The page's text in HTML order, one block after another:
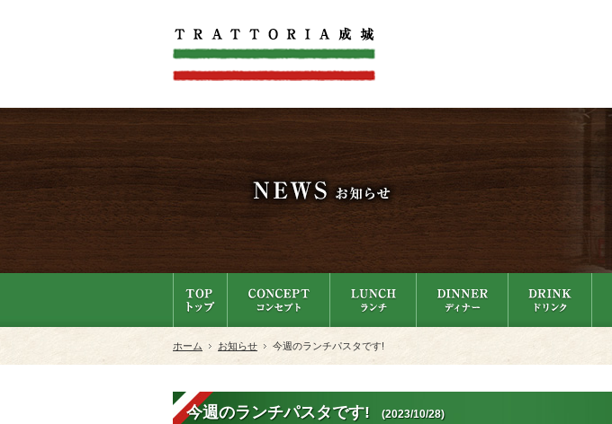
ホーム お知らせ 今週のランチパスタです!
今週のランチパスタです! (2023/10/28)